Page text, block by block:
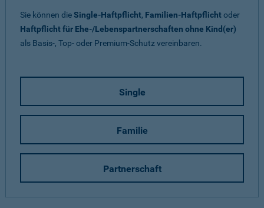
Sie können dieSingle-Haftpflicht, Familien-Haftpflichtoder
Haftpflicht für Ehe-/Lebenspartnerschaften ohne Kind(er)
als Basis-, Top- oder Premium-Schutz vereinbaren.
Single
Familie
Partnerschaft